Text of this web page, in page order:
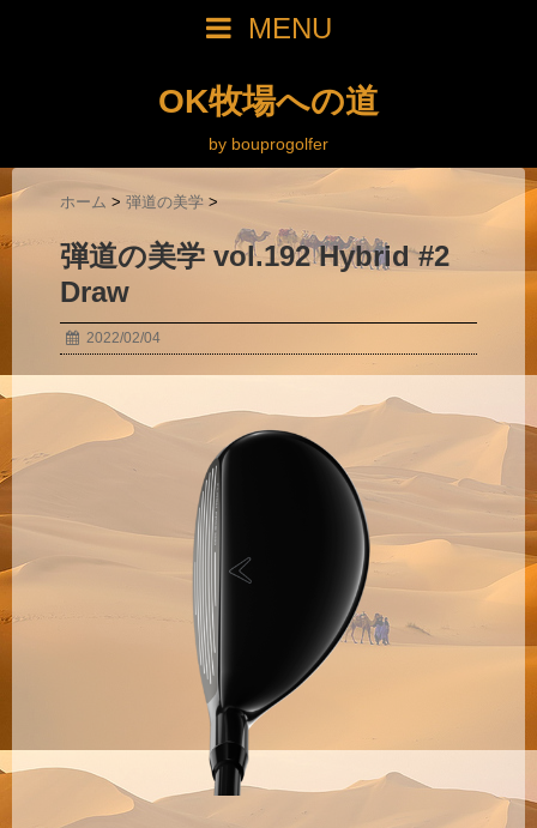
MENU
OK牧場への道
by bouprogolfer
ホーム > 弾道の美学 >
弾道の美学 vol.192 Hybrid #2
Draw
2022/02/04